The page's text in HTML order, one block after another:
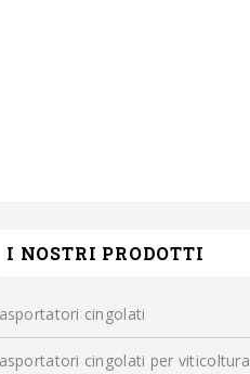
I NOSTRI PRODOTTI
cingolati
cingolati per viticoltura